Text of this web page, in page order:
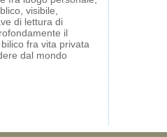
visibile,
di lettura di
il
fra vita privata
dal mondo